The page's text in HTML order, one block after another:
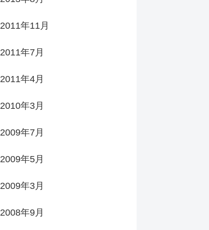
2011年11月
2011年7月
2011年4月
2010年3月
2009年7月
2009年5月
2009年3月
2008年9月